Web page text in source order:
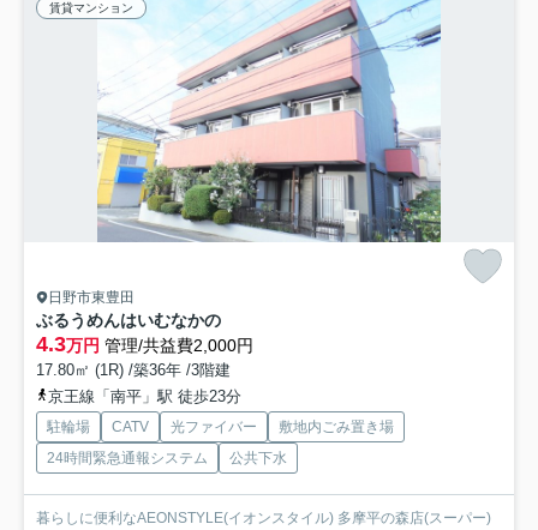
賃貸マンション
日野市東豊田
ぶるうめんはいむなかの
4.3万円 管理/共益費2,000円
17.80㎡ (1R) /築36年 /3階建
京王線「南平」駅 徒歩23分
駐輪場 CATV 光ファイバー
敷地内ごみ置き場
24時間緊急通報システム
公共下水
暮らしに便利なAEONSTYLE(イオンスタイル) 多摩平の森店(スーパー)